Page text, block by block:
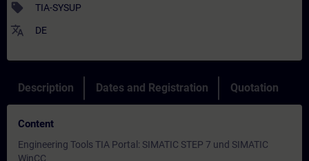
sell TIA-SYSUP
translate DE
Description Dates and Registration Quotation
Content
Engineering Tools TIA Portal: SIMATIC STEP 7 und SIMATIC
WinCC